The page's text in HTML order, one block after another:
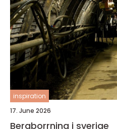
inspiration
17. June 2026
Bergborrning i sverige